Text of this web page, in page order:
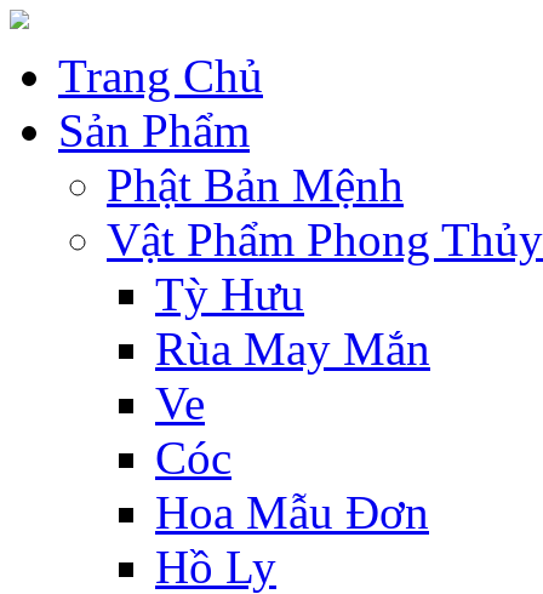
Trang Chủ
Sản Phẩm
Phật Bản Mệnh
Vật Phẩm Phong Thủy
Tỳ Hưu
Rùa May Mắn
Ve
Cóc
Hoa Mẫu Đơn
Hồ Ly